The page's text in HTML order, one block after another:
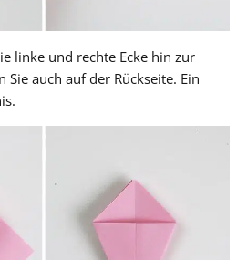
linke und rechte Ecke hin zur
auch auf der Rückseite. Ein